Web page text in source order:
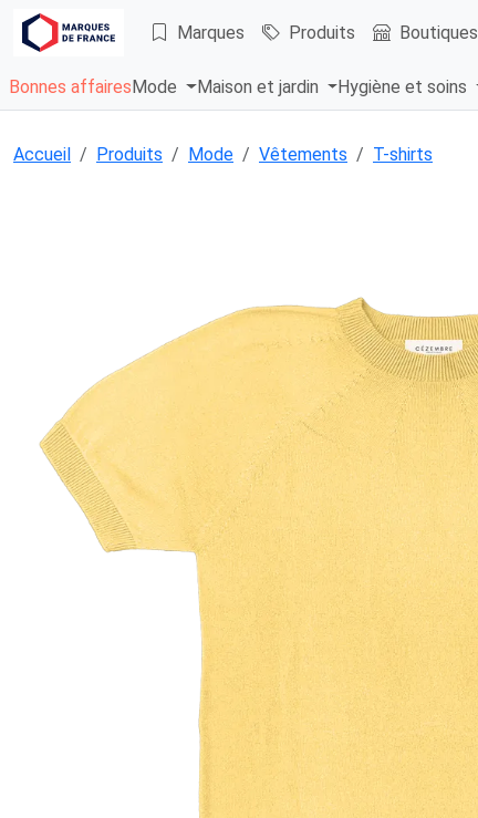
Marques Produits Boutiques
Bonnes affaires Mode Maison et jardin Hygiène et soins
Accueil Produits Mode Vêtements T-shirts